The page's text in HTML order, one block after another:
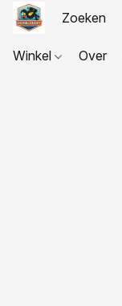
Winkel Over